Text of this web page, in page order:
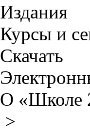
Издания
Курсы и
Скачать
О «Школе
>